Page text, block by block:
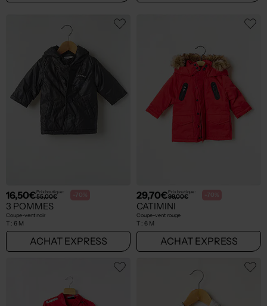
16,50€Prix boutique :
55,00€ -70%
3 POMMES
Coupe-vent noir
T : 6 M
ACHAT EXPRESS
29,70€Prix boutique :
99,00€ -70%
CATIMINI
Coupe-vent rouge
T : 6 M
ACHAT EXPRESS